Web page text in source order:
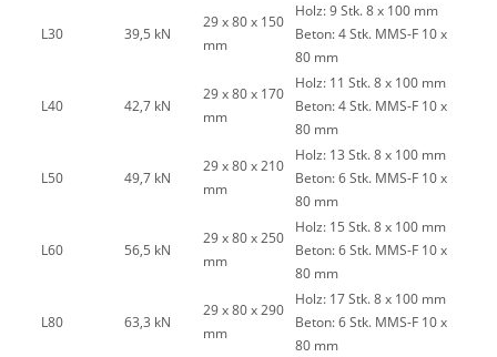
L30 39,5 kN
29 x 80 x 150
mm
Holz: 9 Stk. 8 x 100 mm
Beton: 4 Stk. MMS-F 10 x
80 mm
L40 42,7 kN
29 x 80 x 170
mm
Holz: 11 Stk. 8 x 100 mm
Beton: 4 Stk. MMS-F 10 x
80 mm
L50 49,7 kN
29 x 80 x 210
mm
Holz: 13 Stk. 8 x 100 mm
Beton: 6 Stk. MMS-F 10 x
80 mm
L60 56,5 kN
29 x 80 x 250
mm
Holz: 15 Stk. 8 x 100 mm
Beton: 6 Stk. MMS-F 10 x
80 mm
L80 63,3 kN
29 x 80 x 290
mm
Holz: 17 Stk. 8 x 100 mm
Beton: 6 Stk. MMS-F 10 x
80 mm